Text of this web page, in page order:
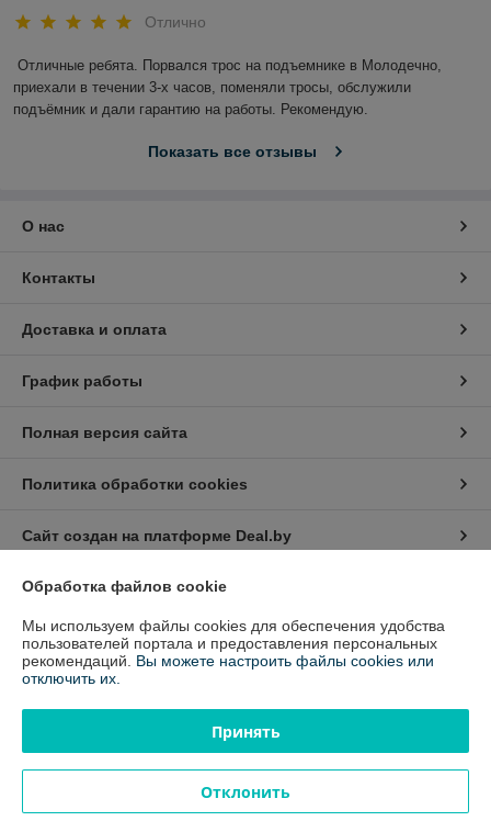
Отлично
Отличные ребята. Порвался трос на подъемнике в Молодечно,
приехали в течении 3-х часов, поменяли тросы, обслужили
подъёмник и дали гарантию на работы. Рекомендую.
Показать все отзывы
О нас
Контакты
Доставка и оплата
График работы
Полная версия сайта
Политика обработки cookies
Сайт создан на платформе Deal.by
Индивидуальный предприниматель:Индивидуальный
предприниматель Зубов Константин Петрович
220090 г. Минск, Логойский тракт, 21А-10
Регистрационный номер ЕГР: 192435356
Регистрационный орган: Минский горисполком
Дата регистрации компании: 02.03.2015
Обработка файлов cookie
Мы используем файлы cookies для обеспечения удобства
пользователей портала и предоставления персональных
рекомендаций. Вы можете настроить файлы cookies или
отключить их.
Принять
Отклонить